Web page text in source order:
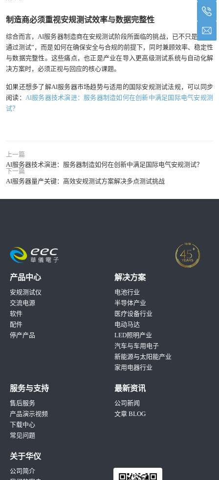
制造商必须重视安规测试效率与数据完整性
综合而言，AI服务器制造商在安规测试阶段所面临的挑战，已不只是“能否
通过测试”，而是如何在确保安全与合规的前提下，同时兼顾效率、稳定性
与数据完整性。这些痛点，也正是产业在导入更高级测试系统与自动化解
决方案时，必须正视与回应的核心课题。
如果还想多了解AI服务器市场趋势与适用的国际安规测试法规，可以同步
阅读： AI服务器技术演进：服务器制造如何在创新中满足国际电气安规测
试？
上一篇
AI服务器技术演进：服务器制造如何在创新中满足国际电气安规测试？
下一篇
AI服务器量产关键：高效安规测试方案解决多点测试挑战
产品中心
安规测试仪
交流电源
软件
配件
停产产品
解决方案
电池行业
半导体产业
医疗设备行业
电动马达
LED照明产业
汽车与车用电子
新能源与太阳能产业
家用电器行业
服务与支持
售后服务
产品演示视频
下载中心
常见问题
最新资讯
公司新闻
文章 BLOG
关于华仪
公司简介